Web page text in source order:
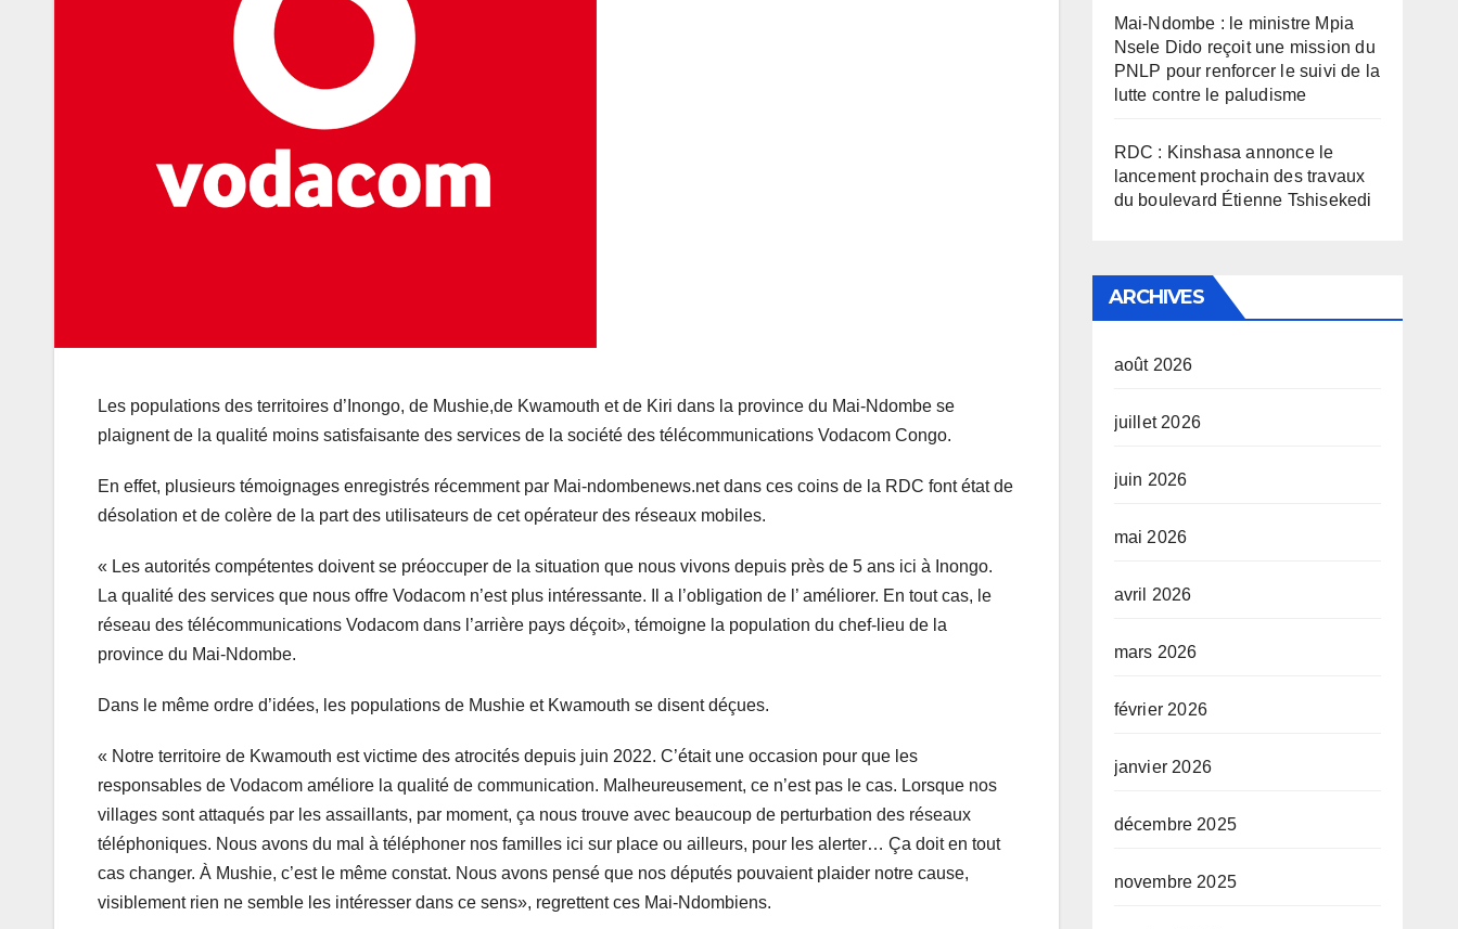
Les populations des territoires d’Inongo, de Mushie,de Kwamouth et de Kiri dans la province du Mai-Ndombe se
plaignent de la qualité moins satisfaisante des services de la société des télécommunications Vodacom Congo.
En effet, plusieurs témoignages enregistrés récemment par Mai-ndombenews.net dans ces coins de la RDC font état de
désolation et de colère de la part des utilisateurs de cet opérateur des réseaux mobiles.
« Les autorités compétentes doivent se préoccuper de la situation que nous vivons depuis près de 5 ans ici à Inongo.
La qualité des services que nous offre Vodacom n’est plus intéressante. Il a l’obligation de l’ améliorer. En tout cas, le
réseau des télécommunications Vodacom dans l’arrière pays déçoit», témoigne la population du chef-lieu de la
province du Mai-Ndombe.
Dans le même ordre d’idées, les populations de Mushie et Kwamouth se disent déçues.
« Notre territoire de Kwamouth est victime des atrocités depuis juin 2022. C’était une occasion pour que les
responsables de Vodacom améliore la qualité de communication. Malheureusement, ce n’est pas le cas. Lorsque nos
villages sont attaqués par les assaillants, par moment, ça nous trouve avec beaucoup de perturbation des réseaux
téléphoniques. Nous avons du mal à téléphoner nos familles ici sur place ou ailleurs, pour les alerter… Ça doit en tout
cas changer. À Mushie, c’est le même constat. Nous avons pensé que nos députés pouvaient plaider notre cause,
visiblement rien ne semble les intéresser dans ce sens», regrettent ces Mai-Ndombiens.
Mai-Ndombe : le ministre Mpia
Nsele Dido reçoit une mission du
PNLP pour renforcer le suivi de la
lutte contre le paludisme
RDC : Kinshasa annonce le
lancement prochain des travaux
du boulevard Étienne Tshisekedi
ARCHIVES
août 2026
juillet 2026
juin 2026
mai 2026
avril 2026
mars 2026
février 2026
janvier 2026
décembre 2025
novembre 2025